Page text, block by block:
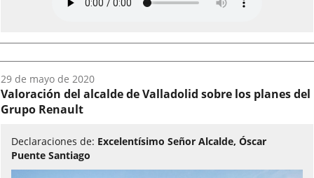
Fecha
del
audio:
29 de mayo de 2020
Valoración del alcalde de Valladolid sobre los planes del
Grupo Renault
Declaraciones de: Excelentísimo Señor Alcalde, Óscar
Puente Santiago